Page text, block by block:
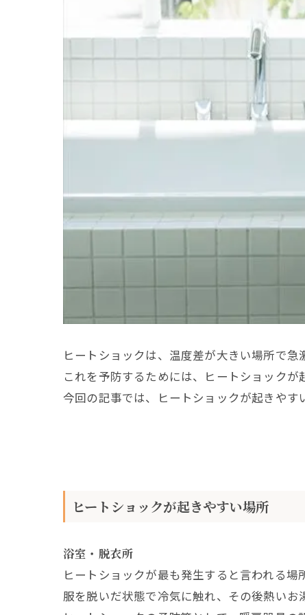
ヒートショックは、温度差が大きい場所で
これを予防するためには、ヒートショックが
今回の記事では、ヒートショックが起きやす
ヒートショックが起きやすい場所
浴室・脱衣所
ヒートショックが最も発生すると言われる場
服を脱いだ状態で冷気に触れ、その後熱いお